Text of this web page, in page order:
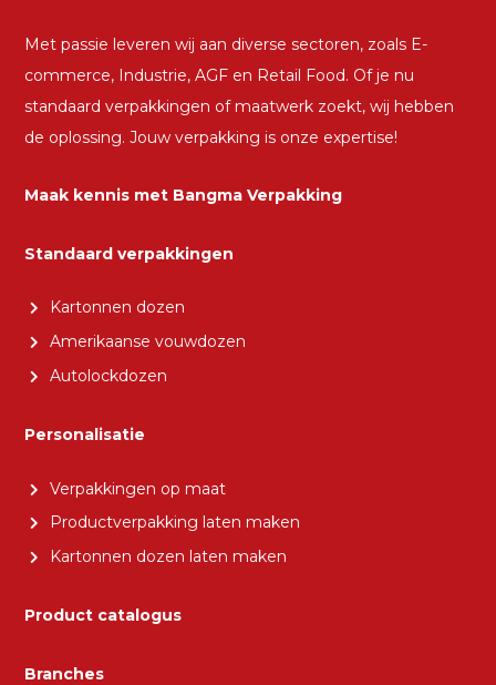
Met passie leveren wij aan diverse sectoren, zoals E-
commerce, Industrie, AGF en Retail Food. Of je nu
standaard verpakkingen of maatwerk zoekt, wij hebben
de oplossing. Jouw verpakking is onze expertise!
Maak kennis met Bangma Verpakking
Standaard verpakkingen
Kartonnen dozen
Amerikaanse vouwdozen
Autolockdozen
Personalisatie
Verpakkingen op maat
Productverpakking laten maken
Kartonnen dozen laten maken
Product catalogus
Branches